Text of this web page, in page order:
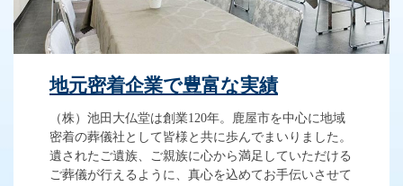
地元密着企業で豊富な実績
（株）池田大仏堂は創業120年。鹿屋市を中心に地域
密着の葬儀社として皆様と共に歩んでまいりました。
遺されたご遺族、ご親族に心から満足していただける
ご葬儀が行えるように、真心を込めてお手伝いさせて